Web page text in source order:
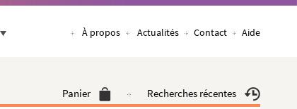
À propos Actualités Contact Aide
Panier Recherches récentes